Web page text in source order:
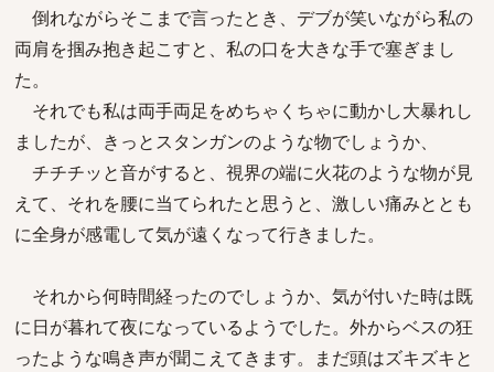
倒れながらそこまで言ったとき、デブが笑いながら私の
両肩を掴み抱き起こすと、私の口を大きな手で塞ぎまし
た。
それでも私は両手両足をめちゃくちゃに動かし大暴れし
ましたが、きっとスタンガンのような物でしょうか、
チチチッと音がすると、視界の端に火花のような物が見
えて、それを腰に当てられたと思うと、激しい痛みととも
に全身が感電して気が遠くなって行きました。
それから何時間経ったのでしょうか、気が付いた時は既
に日が暮れて夜になっているようでした。外からベスの狂
ったような鳴き声が聞こえてきます。まだ頭はズキズキと